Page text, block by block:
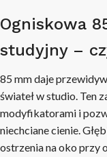
Ogniskowa
studyjny –
85 mm daje
świateł w studio. Ten
modyfikatorami i
niechciane cienie.
ostrzenia na oko przy